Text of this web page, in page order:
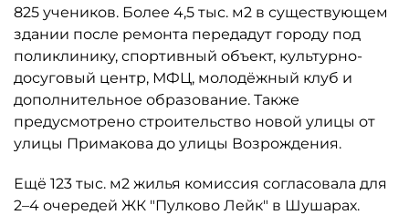
825 учеников. Более 4,5 тыс. м2 в существующем
здании после ремонта передадут городу под
поликлинику, спортивный объект, культурно-
досуговый центр, МФЦ, молодёжный клуб и
дополнительное образование. Также
предусмотрено строительство новой улицы от
улицы Примакова до улицы Возрождения.
Ещё 123 тыс. м2 жилья комиссия согласовала для
2–4 очередей ЖК "Пулково Лейк" в Шушарах.